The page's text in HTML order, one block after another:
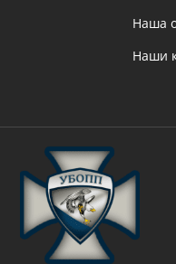
Наша
Наши